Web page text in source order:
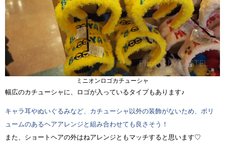
ミニオンロゴカチューシャ
幅広のカチューシャに、ロゴが入っているタイプもあります♪
キャラ耳やぬいぐるみなど、カチューシャ以外の装飾がないため、ボリ
ュームのあるヘアアレンジと組み合わせても良さそう！
また、ショートヘアの外はねアレンジともマッチすると思います♡